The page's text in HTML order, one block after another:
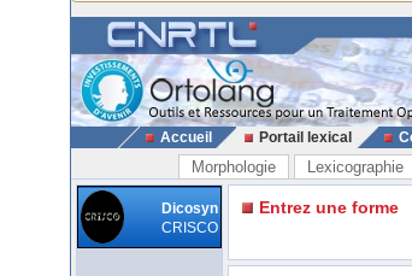
Accueil Portail lexical
Morphologie Lexicographie
Dicosyn
CRISCO
Entrez une forme